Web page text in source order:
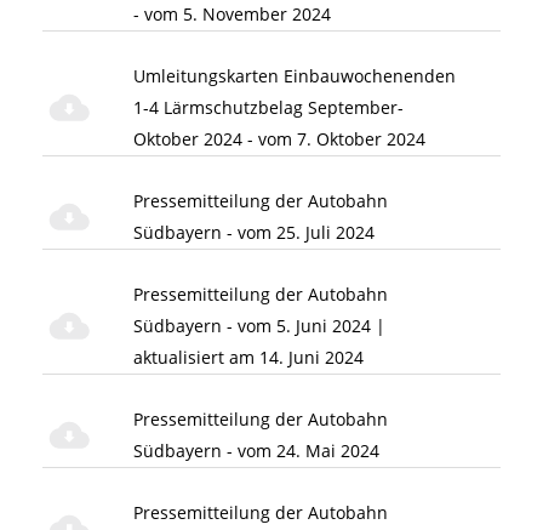
- vom 5. November 2024
Umleitungskarten Einbauwochenenden
1-4 Lärmschutzbelag September-
Oktober 2024 - vom 7. Oktober 2024
Pressemitteilung der Autobahn
Südbayern - vom 25. Juli 2024
Pressemitteilung der Autobahn
Südbayern - vom 5. Juni 2024 |
aktualisiert am 14. Juni 2024
Pressemitteilung der Autobahn
Südbayern - vom 24. Mai 2024
Pressemitteilung der Autobahn